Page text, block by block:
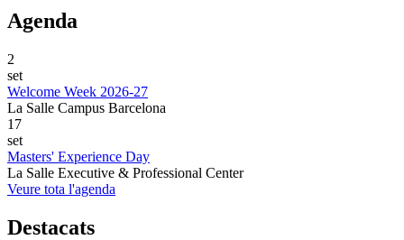
Agenda
2
set
Welcome Week 2026-27
La Salle Campus Barcelona
17
set
Masters' Experience Day
La Salle Executive & Professional Center
Veure tota l'agenda
Destacats